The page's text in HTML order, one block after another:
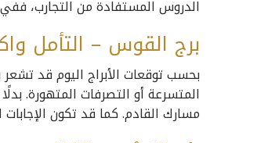
الدروس المستفادة من التجارب،
برج القوس – التأمل
بحسب توقعات الأبراج اليوم قد
المتسرعة أو التصرفات المتهورة.
مسارك القادم. كما قد تكون